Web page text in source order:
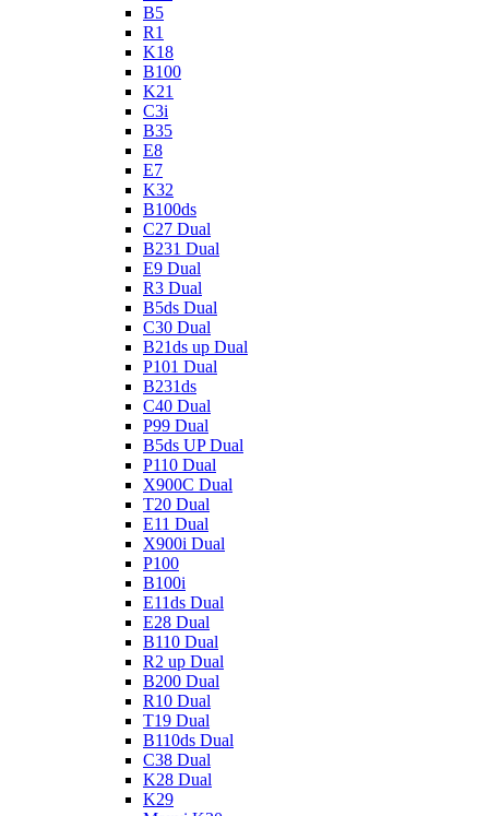
B5
R1
K18
B100
K21
C3i
B35
E8
E7
K32
B100ds
C27 Dual
B231 Dual
E9 Dual
R3 Dual
B5ds Dual
C30 Dual
B21ds up Dual
P101 Dual
B231ds
C40 Dual
P99 Dual
B5ds UP Dual
P110 Dual
X900C Dual
T20 Dual
E11 Dual
X900i Dual
P100
B100i
E11ds Dual
E28 Dual
B110 Dual
R2 up Dual
B200 Dual
R10 Dual
T19 Dual
B110ds Dual
C38 Dual
K28 Dual
K29